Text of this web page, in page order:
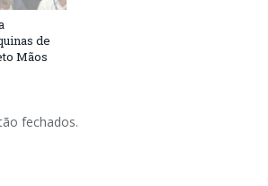
de
Mãos
fechados.